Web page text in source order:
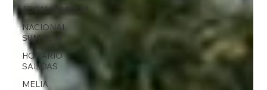
TOP10SUMMUM
NACIONAL
SUMMUM
HORARIO
SALIDAS
MELIA